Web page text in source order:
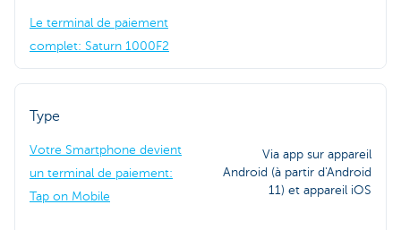
Le terminal de paiement
complet: Saturn 1000F2
Type
Votre Smartphone devient
un terminal de paiement:
Tap on Mobile
Via app sur appareil
Android (à partir d'Android
11) et appareil iOS